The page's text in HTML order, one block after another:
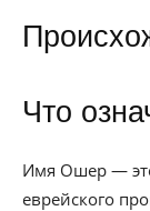
Что
Имя Ошер —
еврейского